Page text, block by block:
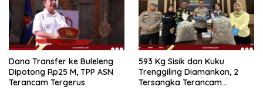
Dana Transfer ke Buleleng
Dipotong Rp25 M, TPP ASN
Terancam Tergerus
593 Kg Sisik dan Kuku
Trenggiling Diamankan, 2
Tersangka Terancam